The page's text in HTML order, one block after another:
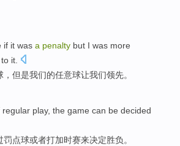
if it was a penalty but I was more
to it.
， 但是我们的任意球让我们领先。
play, the game can be decided
罚点球或者打加时赛来决定胜负。